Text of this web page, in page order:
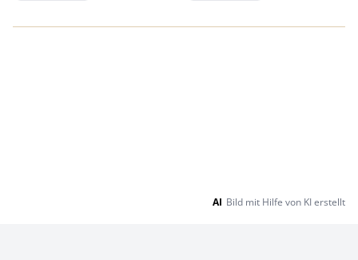
AI Bild mit Hilfe von KI erstellt